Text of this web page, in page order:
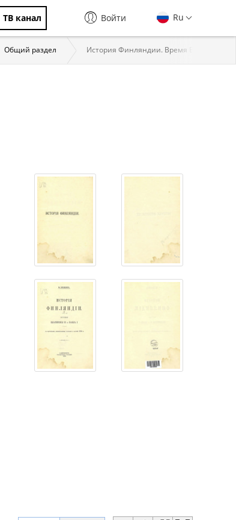
ТВ канал Ru
Войти
Общий раздел История Финляндии. Время Екатерины II